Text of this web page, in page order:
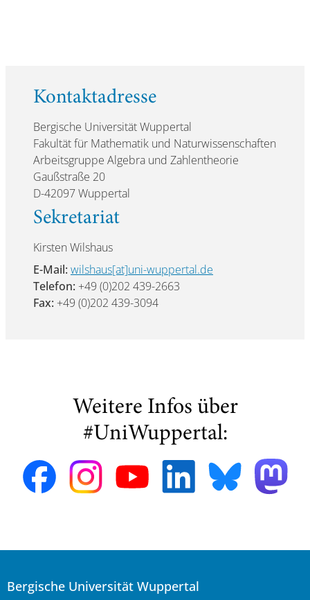
Kontaktadresse
Bergische Universität Wuppertal
Fakultät für Mathematik und Naturwissenschaften
Arbeitsgruppe Algebra und Zahlentheorie
Gaußstraße 20
D-42097 Wuppertal
Sekretariat
Kirsten Wilshaus
E-Mail: wilshaus[at]uni-wuppertal.de
Telefon: +49 (0)202 439-2663
Fax: +49 (0)202 439-3094
Weitere Infos über
#UniWuppertal:
Bergische Universität Wuppertal